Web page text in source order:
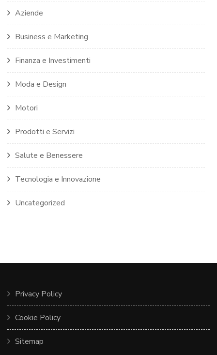
Aziende
Business e Marketing
Finanza e Investimenti
Moda e Design
Motori
Prodotti e Servizi
Salute e Benessere
Tecnologia e Innovazione
Uncategorized
Privacy Policy
Cookie Policy
Sitemap